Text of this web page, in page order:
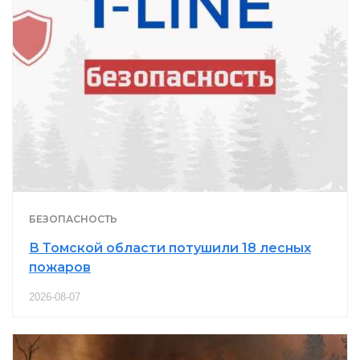
БЕЗОПАСНОСТЬ
В Томской области потушили 18 лесных
пожаров
2026-08-07